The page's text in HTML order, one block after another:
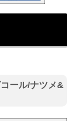
ール/ナツメ&